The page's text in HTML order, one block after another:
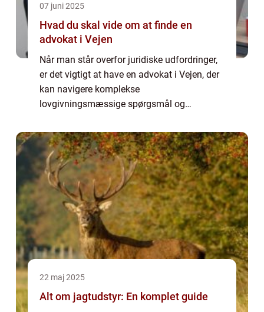
07 juni 2025
Hvad du skal vide om at finde en
advokat i Vejen
Når man står overfor juridiske udfordringer,
er det vigtigt at have en advokat i Vejen, der
kan navigere komplekse
lovgivningsmæssige spørgsmål og
drejer sig om familiere...
22 maj 2025
Alt om jagtudstyr: En komplet guide